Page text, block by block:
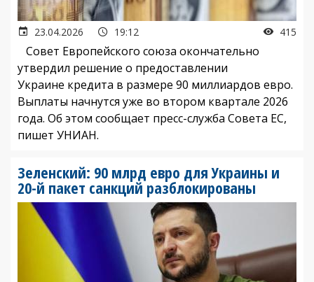
23.04.2026 19:12 415
Совет Европейского союза окончательно
утвердил решение о предоставлении
Украине кредита в размере 90 миллиардов евро.
Выплаты начнутся уже во втором квартале 2026
года. Об этом сообщает пресс-служба Совета ЕС,
пишет УНИАН.
Зеленский: 90 млрд евро для Украины и
20-й пакет санкций разблокированы